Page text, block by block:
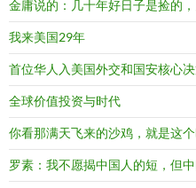
金庸说的：几十年好日子是捡的
我来美国29年
首位华人入美国外交和国安核心
全球价值投资与时代
你看那满天飞来的沙鸡，就是这
罗素：我不愿揭中国人的短，但